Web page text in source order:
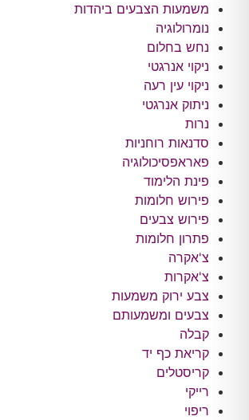
משמעות הצבעים ביהדות
נומרולוגיה
נחש בחלום
ניקוי אנרגטי
ניקוי עין רעה
ניתוק אנרגטי
נרות
סדנאות רוחניות
פאראפסיכולוגיה
פינת הלימוד
פירוש חלומות
פירוש צבעים
פתרון חלומות
צ'אקרה
צ'אקרות
צבע ירוק משמעות
צבעים ומשמעותם
קבלה
קריאת כף יד
קריסטלים
רייקי
ריפוי